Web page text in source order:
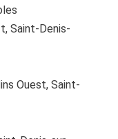
Saint-Denis-
Ouest, Saint-